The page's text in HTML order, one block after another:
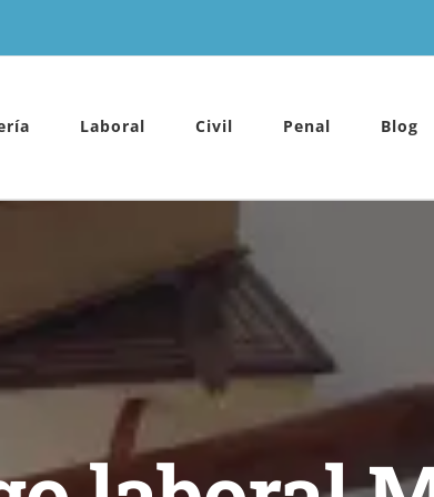
Laboral Civil Penal Blog